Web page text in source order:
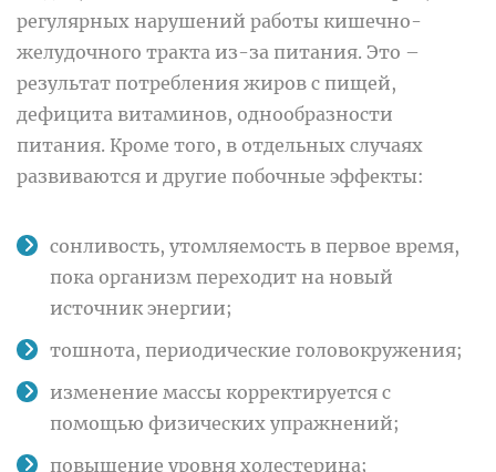
регулярных нарушений работы кишечно-
желудочного тракта из-за питания. Это –
результат потребления жиров с пищей,
дефицита витаминов, однообразности
питания. Кроме того, в отдельных случаях
развиваются и другие побочные эффекты:
сонливость, утомляемость в первое время,
пока организм переходит на новый
источник энергии;
тошнота, периодические головокружения;
изменение массы корректируется с
помощью физических упражнений;
повышение уровня холестерина;